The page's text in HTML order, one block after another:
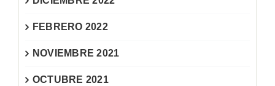
FEBRERO 2022
NOVIEMBRE 2021
OCTUBRE 2021